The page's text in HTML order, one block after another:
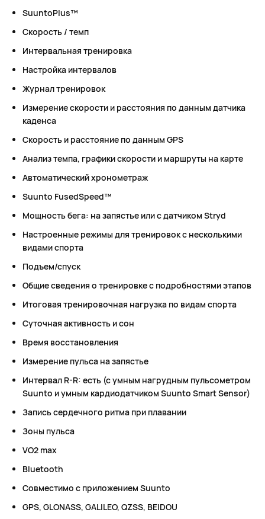
SuuntoPlus™
Скорость / темп
Интервальная тренировка
Настройка интервалов
Журнал тренировок
Измерение скорости и расстояния по данным датчика
каденса
Скорость и расстояние по данным GPS
Анализ темпа, графики скорости и маршруты на карте
Автоматический хронометраж
Suunto FusedSpeed™
Мощность бега: на запястье или с датчиком Stryd
Настроенные режимы для тренировок с несколькими
видами спорта
Подъем/спуск
Общие сведения о тренировке с подробностями этапов
Итоговая тренировочная нагрузка по видам спорта
Суточная активность и сон
Время восстановления
Измерение пульса на запястье
Интервал R-R: есть (с умным нагрудным пульсометром
Suunto и умным кардиодатчиком Suunto Smart Sensor)
Запись сердечного ритма при плавании
Зоны пульса
VO2 max
Bluetooth
Совместимо с приложением Suunto
GPS, GLONASS, GALILEO, QZSS, BEIDOU